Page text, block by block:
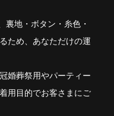
裏地・ボタン・糸色・
ため、あなただけの運
婚葬祭用やパーティー
用目的でお客さまにご